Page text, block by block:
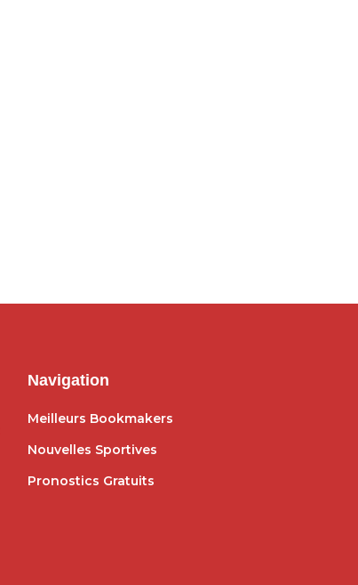
Navigation
Meilleurs Bookmakers
Nouvelles Sportives
Pronostics Gratuits